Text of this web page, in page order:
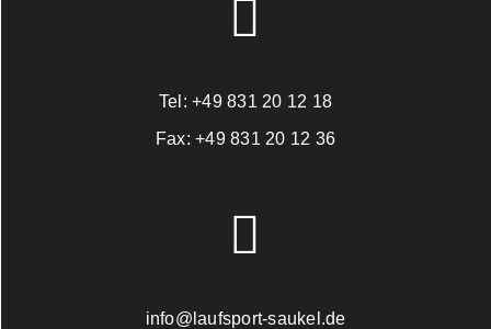
Tel: +49 831 20 12 18
Fax: +49 831 20 12 36
info@laufsport-saukel.de